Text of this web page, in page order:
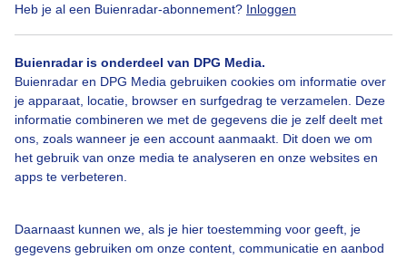
Heb je al een Buienradar-abonnement? Inloggen
Buienradar is onderdeel van DPG Media.
Buienradar en DPG Media gebruiken cookies om informatie over
je apparaat, locatie, browser en surfgedrag te verzamelen. Deze
informatie combineren we met de gegevens die je zelf deelt met
ons, zoals wanneer je een account aanmaakt. Dit doen we om
het gebruik van onze media te analyseren en onze websites en
apps te verbeteren.
Daarnaast kunnen we, als je hier toestemming voor geeft, je
gegevens gebruiken om onze content, communicatie en aanbod
Een moment geduld aub...